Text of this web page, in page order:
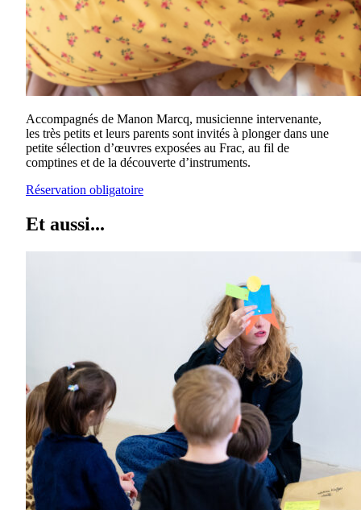
Accompagnés de Manon Marcq, musicienne intervenante,
les très petits et leurs parents sont invités à plonger dans une
petite sélection d’œuvres exposées au Frac, au fil de
comptines et de la découverte d’instruments.
Réservation obligatoire
Et aussi...